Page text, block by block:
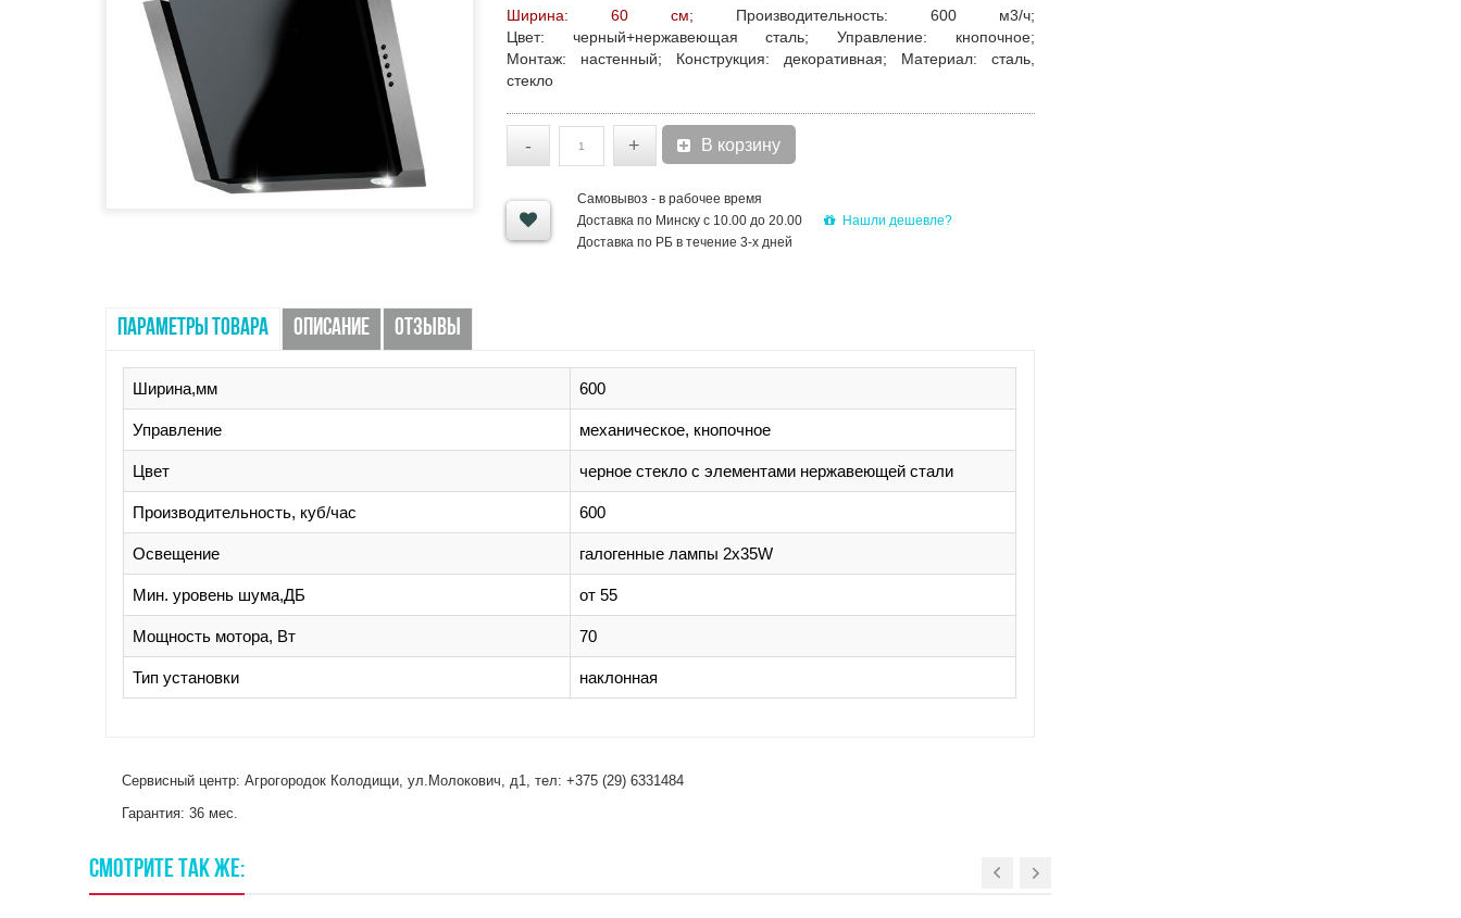
Ширина: 60 см; Производительность: 600 м3/ч;
Цвет: черный+нержавеющая сталь;Управление: кнопочное;
Монтаж: настенный; Конструкция: декоративная; Материал: сталь,
стекло
- + В корзину
Самовывоз - в рабочее время
Доставка по Минску с 10.00 до 20.00
Доставка по РБ в течение 3-х дней
Нашли дешевле?
ПАРАМЕТРЫ ТОВАРА ОПИСАНИЕ ОТЗЫВЫ
Ширина,мм 600
Управление механическое, кнопочное
Цвет черное стекло с элементами нержавеющей стали
Производительность, куб/час 600
Освещение галогенные лампы 2х35W
Мин. уровень шума,ДБ от 55
Мощность мотора, Вт 70
Тип установки наклонная
Сервисный центр: Агрогородок Колодищи, ул.Молокович, д1, тел: +375 (29) 6331484
Гарантия: 36 мес.
СМОТРИТЕ ТАКЖЕ: